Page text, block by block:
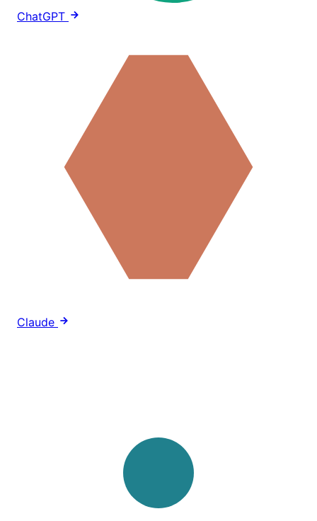
ChatGPT
Claude